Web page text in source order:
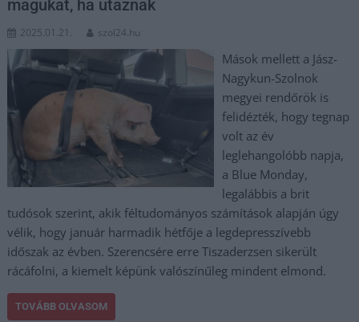
magukat, ha utaznak
2025.01.21. szol24.hu
Mások mellett a Jász-
Nagykun-Szolnok
megyei rendőrök is
felidézték, hogy tegnap
volt az év
leglehangolóbb napja,
a Blue Monday,
legalábbis a brit
tudósok szerint, akik féltudományos számítások alapján úgy
vélik, hogy január harmadik hétfője a legdepresszívebb
időszak az évben. Szerencsére erre Tiszaderzsen sikerült
rácáfolni, a kiemelt képünk valószínűleg mindent elmond.
TOVÁBB OLVASOM